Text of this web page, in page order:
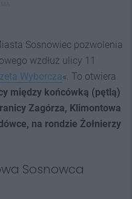
Sosnowiec pozwolenia
wzdłuż ulicy 11
Wyborcza«. To otwiera
między końcówką (pętlą)
Zagórza, Klimontowa
na rondzie Żołnierzy
Sosnowca